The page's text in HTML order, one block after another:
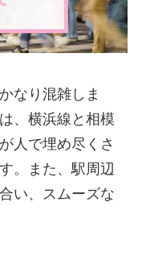
なり混雑しま
、横浜線と相模
人で埋め尽くさ
。また、駅周辺
い、スムーズな